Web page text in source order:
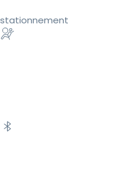
stationnement